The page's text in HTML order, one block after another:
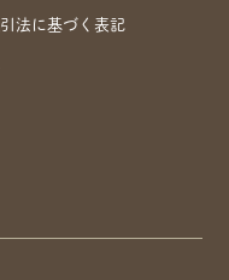
法に基づく表記